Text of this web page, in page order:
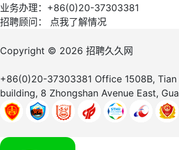
业务办理：+86(0)20-37303381
招聘顾问： 点我了解情况
Copyright © 2026 招聘久久网
+86(0)20-37303381 Office 1508B,
building, 8 Zhongshan Avenue East,